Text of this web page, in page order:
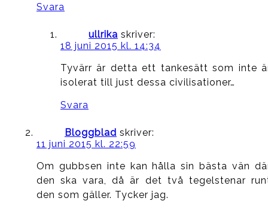
Svara
ullrika skriver:
18 juni 2015 kl. 14:34
Tyvärr är detta ett tankesätt som inte
isolerat till just dessa civilisationer…
Svara
Bloggblad skriver:
11 juni 2015 kl. 22:59
Om gubbsen inte kan hålla sin bästa vän
den ska vara, då är det två tegelstenar
den som gäller. Tycker jag.